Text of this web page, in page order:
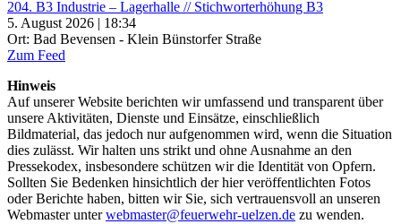
204. B3 Industrie – Lagerhalle // Stichworterhöhung B3
5. August 2026 | 18:34
Ort: Bad Bevensen - Klein Bünstorfer Straße
Zum Feed
Hinweis
Auf unserer Website berichten wir umfassend und transparent über
unsere Aktivitäten, Dienste und Einsätze, einschließlich
Bildmaterial, das jedoch nur aufgenommen wird, wenn die Situation
dies zulässt. Wir halten uns strikt und ohne Ausnahme an den
Pressekodex, insbesondere schützen wir die Identität von Opfern.
Sollten Sie Bedenken hinsichtlich der hier veröffentlichten Fotos
oder Berichte haben, bitten wir Sie, sich vertrauensvoll an unseren
Webmaster unterwebmaster@feuerwehr-uelzen.de zu wenden.